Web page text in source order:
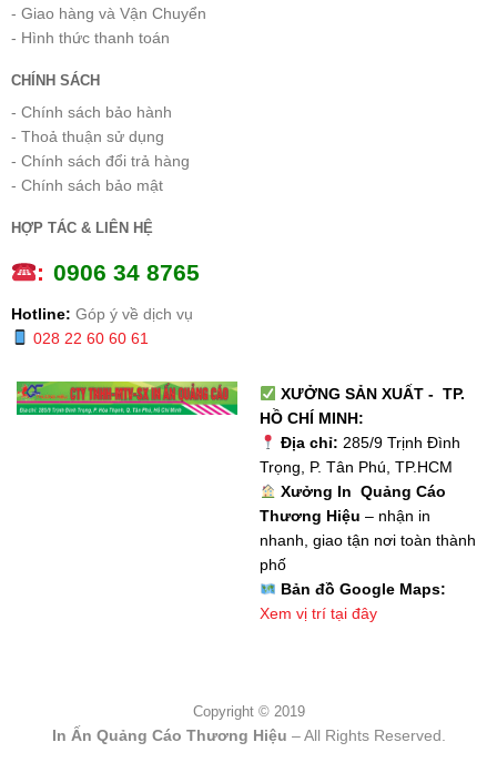
- Giao hàng và Vận Chuyển
- Hình thức thanh toán
CHÍNH SÁCH
- Chính sách bảo hành
- Thoả thuận sử dụng
- Chính sách đổi trả hàng
- Chính sách bảo mật
HỢP TÁC & LIÊN HỆ
: 0906 34 8765
Hotline: Góp ý về dịch vụ
028 22 60 60 61
XƯỞNG SẢN XUẤT - TP.
HỒ CHÍ MINH:
Địa chỉ: 285/9 Trịnh Đình
Trọng, P. Tân Phú, TP.HCM
Xưởng In Quảng Cáo
Thương Hiệu – nhận in
nhanh, giao tận nơi toàn thành
phố
Bản đồ Google Maps:
Xem vị trí tại đây
Copyright © 2019
In Ấn Quảng Cáo Thương Hiệu – All Rights Reserved.